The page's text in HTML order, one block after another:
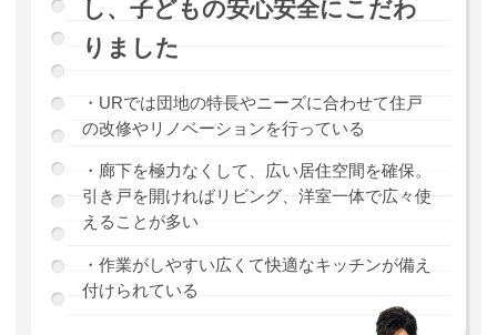
し、子どもの安心安全にこだわ
りました
・URでは団地の特長やニーズに合わせて住戸
の改修やリノベーションを行っている
・廊下を極力なくして、広い居住空間を確保。
引き戸を開ければリビング、洋室一体で広々使
えることが多い
・作業がしやすい広くて快適なキッチンが備え
付けられている